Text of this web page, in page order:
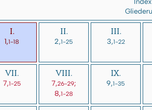
I.
1,1-18
II.
2,1-25
III.
3,1-22
VII.
7,1-25
VIII.
7,26-29;
8,1-28
IX.
9,1-35